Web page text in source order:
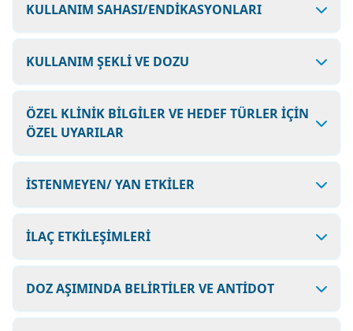
KULLANIM SAHASI/ENDİKASYONLARI
KULLANIM ŞEKLİ VE DOZU
ÖZEL KLİNİK BİLGİLER VE HEDEF TÜRLER İÇİN
ÖZEL UYARILAR
İSTENMEYEN/ YAN ETKİLER
İLAÇ ETKİLEŞİMLERİ
DOZ AŞIMINDA BELİRTİLER VE ANTİDOT